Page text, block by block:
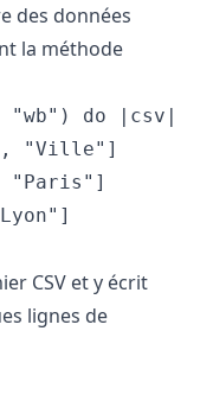
des données
la méthode
"wb") do |csv|
"Ville"]
"Paris"]
CSV et y écrit
lignes de